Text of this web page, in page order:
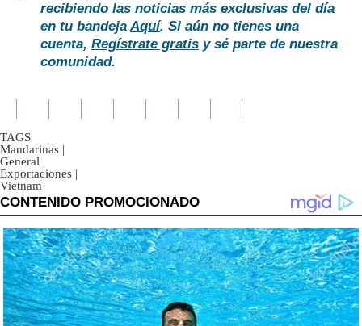
recibiendo las noticias más exclusivas del día
en tu bandejaAquí. Si aún no tienes una
cuenta, Regístrate gratis y sé parte de nuestra
comunidad.
TAGS
Mandarinas |
General |
Exportaciones |
Vietnam